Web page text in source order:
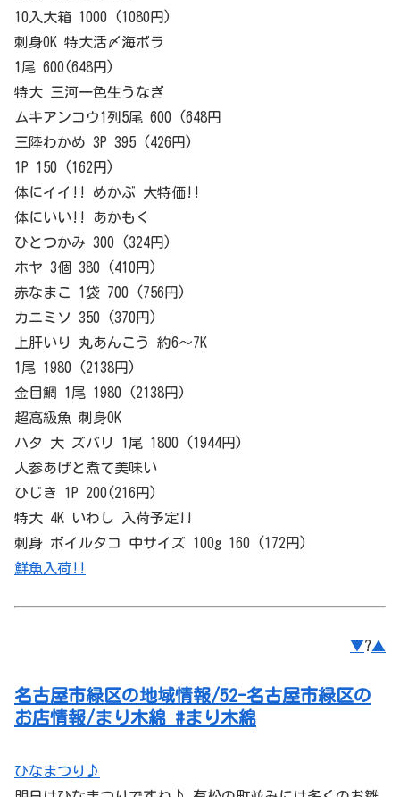
10入大箱 1000 (1080円)
刺身OK 特大活〆海ボラ
1尾 600(648円)
特大 三河一色生うなぎ
ムキアンコウ1列5尾 600 (648円
三陸わかめ 3P 395 (426円)
1P 150 (162円)
体にイイ!! めかぶ 大特価!!
体にいい!! あかもく
ひとつかみ 300 (324円)
ホヤ 3個 380 (410円)
赤なまこ 1袋 700 (756円)
カニミソ 350 (370円)
上肝いり 丸あんこう 約6～7K
1尾 1980 (2138円)
金目鯛 1尾 1980 (2138円)
超高級魚 刺身OK
ハタ 大 ズバリ 1尾 1800 (1944円)
人参あげと煮て美味い
ひじき 1P 200(216円)
特大 4K いわし 入荷予定!!
刺身 ボイルタコ 中サイズ 100g 160 (172円)
鮮魚入荷!!
▼?▲
名古屋市緑区の地域情報/52-名古屋市緑区の
お店情報/まり木綿 #まり木綿
ひなまつり♪